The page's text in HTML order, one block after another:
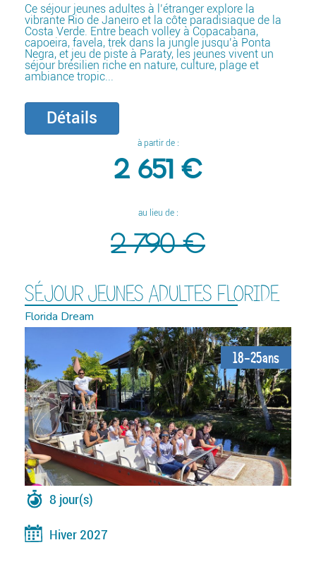
Ce séjour jeunes adultes à l’étranger explore la
vibrante Rio de Janeiro et la côte paradisiaque de la
Costa Verde. Entre beach volley à Copacabana,
capoeira, favela, trek dans la jungle jusqu’à Ponta
Negra, et jeu de piste à Paraty, les jeunes vivent un
séjour brésilien riche en nature, culture, plage et
ambiance tropic...
Détails
à partir de :
2 651 €
au lieu de :
2 790 €
SÉJOUR JEUNES ADULTES FLORIDE
Florida Dream
18-25ans
8 jour(s)
Hiver 2027